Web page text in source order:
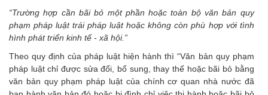
“Trường hợp cần bãi bỏ một phần hoặc toàn bộ văn bản quy
phạm pháp luật trái pháp luật hoặc không còn phù hợp với tình
hình phát triển kinh tế - xã hội.”
Theo quy định của pháp luật hiện hành thì “Văn bản quy phạm
pháp luật chỉ được sửa đổi, bổ sung, thay thế hoặc bãi bỏ bằng
văn bản quy phạm pháp luật của chính cơ quan nhà nước đã